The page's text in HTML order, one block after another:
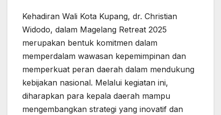
Kehadiran Wali Kota Kupang, dr. Christian
Widodo, dalam Magelang Retreat 2025
merupakan bentuk komitmen dalam
memperdalam wawasan kepemimpinan dan
memperkuat peran daerah dalam mendukung
kebijakan nasional. Melalui kegiatan ini,
diharapkan para kepala daerah mampu
mengembangkan strategi yang inovatif dan